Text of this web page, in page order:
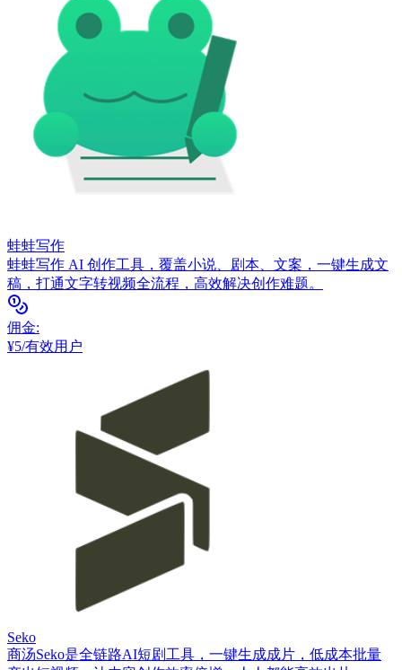
蛙蛙写作
蛙蛙写作 AI 创作工具，覆盖小说、剧本、文案，一键生成文
稿，打通文字转视频全流程，高效解决创作难题。
佣金:
¥5/有效用户
Seko
商汤Seko是全链路AI短剧工具，一键生成成片，低成本批量